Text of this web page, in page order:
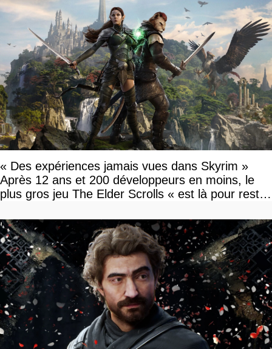
« Des expériences jamais vues dans Skyrim »
Après 12 ans et 200 développeurs en moins, le
plus gros jeu The Elder Scrolls « est là pour rester